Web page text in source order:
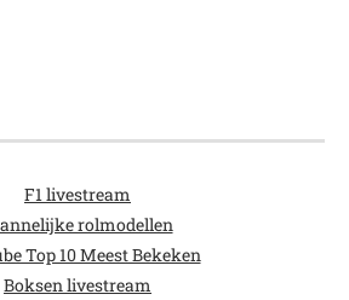
F1 livestream
rolmodellen
Top 10 Meest Bekeken
Boksen livestream